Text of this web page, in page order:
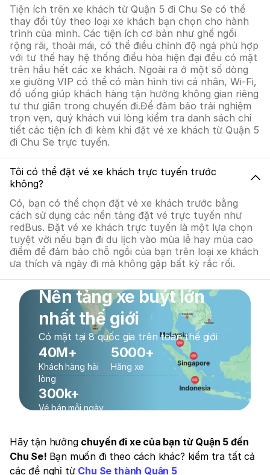
Tiện ích trên xe khách từ Quận 5 đi Chu Se có thể
thay đổi tùy theo loại xe khách bạn chọn cho hành
trình của mình. Các tiện ích cơ bản như ghế ngồi
rộng rãi, thoải mái, có thể điều chỉnh độ ngả phù hợp
với tư thế hay hệ thống điều hòa hiện đại đều có mặt
trên hầu hết các xe khách. Ngoài ra ở một số dòng
xe giường VIP có thể có màn hình tivi cá nhân, Wi-Fi,
đồ uống giúp khách hàng tận hưởng không gian riêng
tư thư giãn trong chuyến đi.Để đảm bảo trải nghiệm
trọn vẹn, quý khách vui lòng kiểm tra danh sách chi
tiết các tiện ích đi kèm khi đặt vé xe khách từ Quận 5
đi Chu Se trực tuyến.
Tôi có thể đặt vé xe khách trực tuyến trước
không?
Có, bạn có thể chọn đặt vé xe khách trước bằng
cách sử dụng các nền tảng đặt vé trực tuyến như
redBus. Đặt vé xe khách trực tuyến là một lựa chọn
tuyệt vời nếu bạn đi du lịch vào mùa lễ hay mùa cao
điểm để đảm bảo chỗ ngồi của bạn trên loại xe khách
ưa thích và ngày đi mà không gặp bất kỳ rắc rối.
Nền tảng xe buýt lớn
nhất thế giới
Có mặt tại 8 quốc gia trên toàn thế giới
40M+
Khách hàng hài
lòng
5000+
Hãng xe
300k+
Vé bán mỗi ngày
Hãy tận hưởng chuyến đi xe của bạn từ Quận 5 đến
Chu Se! Bạn muốn đi theo cách khác? kiểm tra tất cả
các đề nghị từ Chu Se thành Quận 5